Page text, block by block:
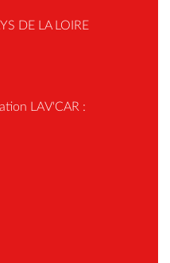
DE LA LOIRE
LAV'CAR :